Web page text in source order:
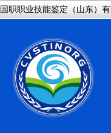
国职职业技能鉴定（山东）